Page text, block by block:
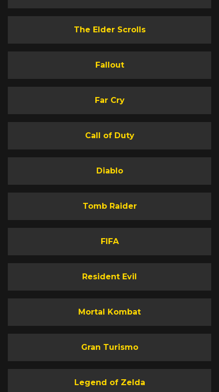
The Elder Scrolls
Fallout
Far Cry
Call of Duty
Diablo
Tomb Raider
FIFA
Resident Evil
Mortal Kombat
Gran Turismo
Legend of Zelda